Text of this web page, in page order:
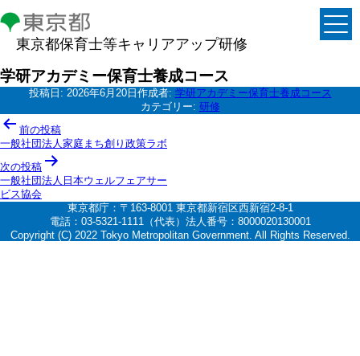
東京都保育士等キャリアアップ研修
学研アカデミー保育士養成コース
投稿日: 2026年6月20日 作成者: 学研アカデミー保育士養成コース
カテゴリー: 研修
投
稿
ナ
ビ
ゲ
ー
前の投稿
一般社団法人家庭まち創り政策ラボ
次の投稿
一般社団法人日本ウェルフェアサー
ビス協会
東京都庁：〒163-8001 東京都新宿区西新宿2-8-1
電話：03-5321-1111（代表）法人番号：8000020130001
Copyright (C) 2022 Tokyo Metropolitan Government. All Rights Reserved.